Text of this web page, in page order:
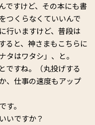
ですけど、その本にも書
つくらなくていいんで
行いますけど、普段は
ると、神さまもこちらに
タはワタシ」、と。
ですね。（丸投げする
、仕事の速度もアップ
す。
いですか？